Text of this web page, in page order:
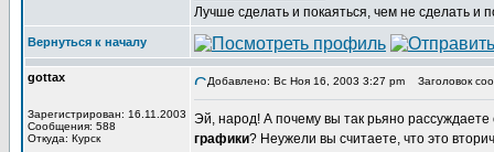
Лучше сделать и покаяться, чем не сделать и
Вернуться к началу
gottax
Зарегистрирован: 16.11.2003
Сообщения: 588
Откуда: Курск
Добавлено: Вс Ноя 16, 2003 3:27 pm Заголовок
Эй, народ! А почему вы так рьяно рассуждаете
графики? Неужели вы считаете, что это